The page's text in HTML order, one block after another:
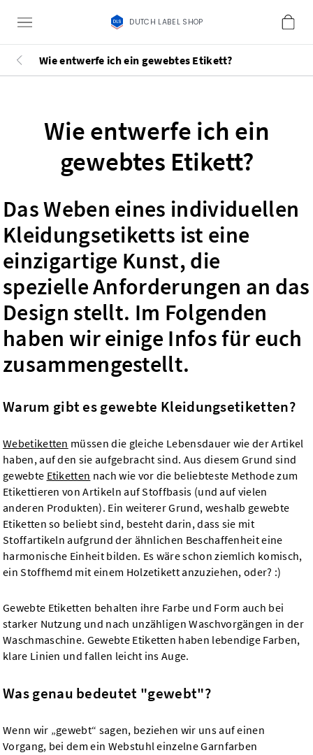
DUTCH LABEL SHOP
Wie entwerfe ich ein gewebtes Etikett?
Wie entwerfe ich ein
gewebtes Etikett?
Das Weben eines individuellen
Kleidungsetiketts ist eine
einzigartige Kunst, die
spezielle Anforderungen an das
Design stellt. Im Folgenden
haben wir einige Infos für euch
zusammengestellt.
Warum gibt es gewebte Kleidungsetiketten?
Webetiketten müssen die gleiche Lebensdauer wie der Artikel
haben, auf den sie aufgebracht sind. Aus diesem Grund sind
gewebte Etiketten nach wie vor die beliebteste Methode zum
Etikettieren von Artikeln auf Stoffbasis (und auf vielen
anderen Produkten). Ein weiterer Grund, weshalb gewebte
Etiketten so beliebt sind, besteht darin, dass sie mit
Stoffartikeln aufgrund der ähnlichen Beschaffenheit eine
harmonische Einheit bilden. Es wäre schon ziemlich komisch,
ein Stoffhemd mit einem Holzetikett anzuziehen, oder? :)
Gewebte Etiketten behalten ihre Farbe und Form auch bei
starker Nutzung und nach unzähligen Waschvorgängen in der
Waschmaschine. Gewebte Etiketten haben lebendige Farben,
klare Linien und fallen leicht ins Auge.
Was genau bedeutet "gewebt"?
Wenn wir „gewebt“ sagen, beziehen wir uns auf einen
Vorgang, bei dem ein Webstuhl einzelne Garnfarben